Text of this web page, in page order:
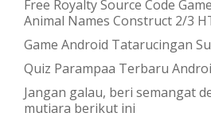
Free Royalty Source Code
Animal Names Construct 2/3
Game Android Tatarucingan
Quiz Parampaa Terbaru
Jangan galau, beri semangat
mutiara berikut ini